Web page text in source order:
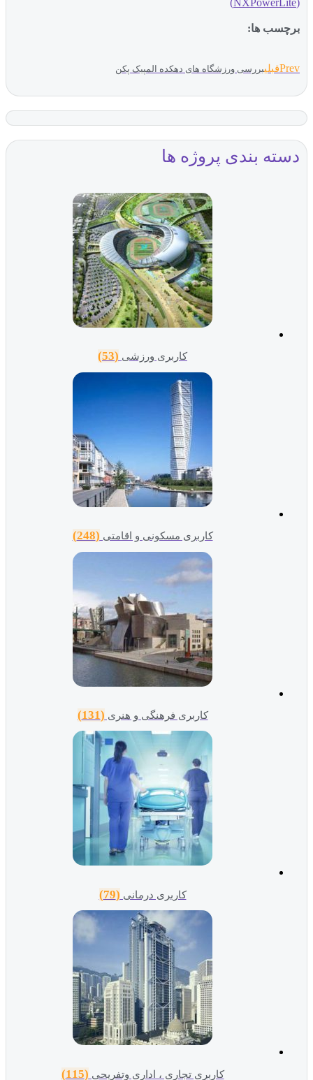
برچسب ها:
Prevقبلیبررسی ورزشگاه های دهکده المپیک پکن
دسته بندی پروژه ها
کاربری ورزشی (53)
کاربری مسکونی و اقامتی (248)
کاربری فرهنگی و هنری (131)
کاربری درمانی (79)
کاربری تجاری ، اداری وتفریحی (115)